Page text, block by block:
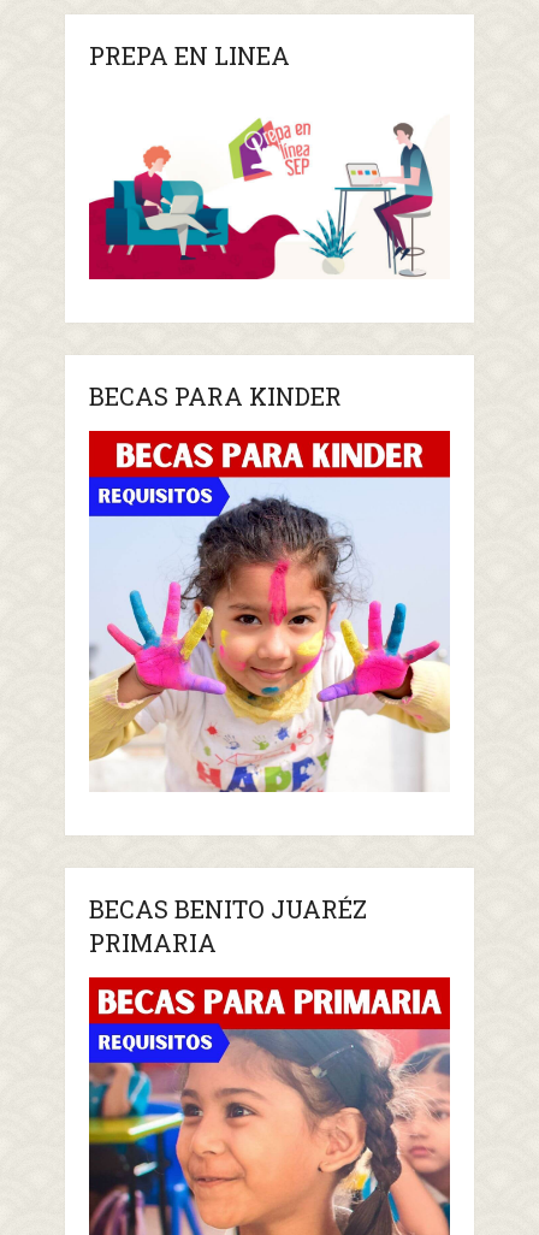
PREPA EN LINEA
BECAS PARA KINDER
BECAS BENITO JUARÉZ
PRIMARIA